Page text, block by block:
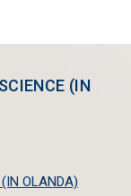
(IN
(IN OLANDA)